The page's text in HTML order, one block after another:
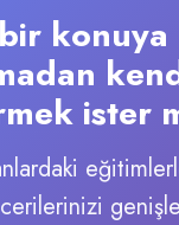
konuya
ister